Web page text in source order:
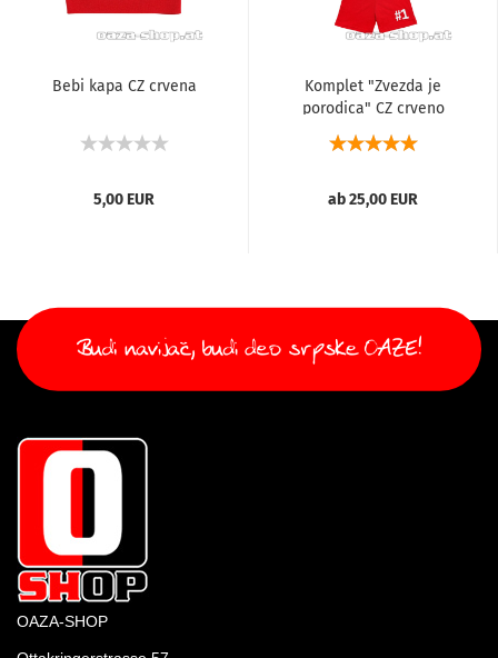
Bebi kapa CZ crvena
5,00 EUR
Komplet "Zvezda je
porodica" CZ crveno
beli...
ab 25,00 EUR
OAZA-SHOP